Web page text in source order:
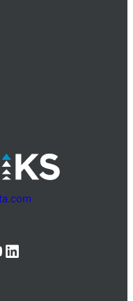
LinkedIn